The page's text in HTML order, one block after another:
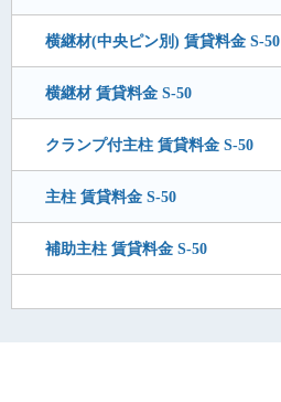
横継材(中央ピン別) 賃貸料金 S-50
横継材 賃貸料金 S-50
クランプ付主柱 賃貸料金 S-50
主柱 賃貸料金 S-50
補助主柱 賃貸料金 S-50